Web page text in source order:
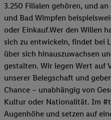
3.250 Filialen gehören, und
und Bad Wimpfen
oder Einkauf.Wer den Willen
sich zu entwickeln, findet bei
über sich hinauszuwachsen
gestalten. Wir legen Wert auf
unserer Belegschaft und
Chance – unabhängig von
Kultur oder Nationalität. Im
Augenhöhe und setzen auf